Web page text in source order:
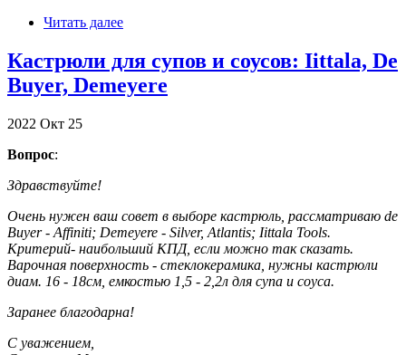
Читать далее
Кастрюли для супов и соусов: Iittala, De
Buyer, Demeyere
2022 Окт 25
Вопрос:
Здравствуйте!
Очень нужен ваш совет в выборе кастрюль, рассматриваю de
Buyer - Affiniti; Demeyere - Silver, Atlantis; Iittala Tools.
Критерий- наибольший КПД, если можно так сказать.
Варочная поверхность - стеклокерамика, нужны кастрюли
диам. 16 - 18см, емкостью 1,5 - 2,2л для супа и соуса.
Заранее благодарна!
С уважением,